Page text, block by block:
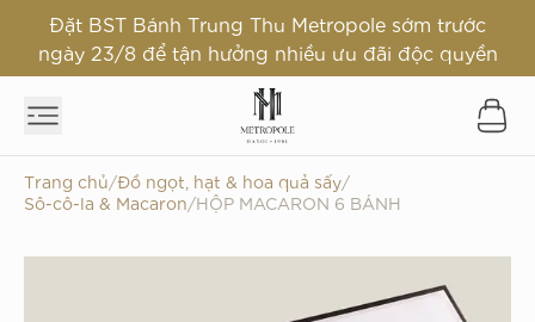
Đặt BST Bánh Trung Thu Metropole sớm trước
ngày 23/8 để tận hưởng nhiều ưu đãi độc quyền
Trang chủ/Đồ ngọt, hạt & hoa quả sấy/
Sô-cô-la & Macaron/HỘP MACARON 6 BÁNH